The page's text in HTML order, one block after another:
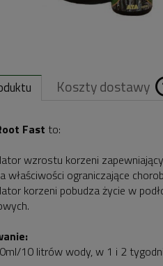
Koszty dostawy
Fast to:
wzrostu korzeni
właściwości ograniczające
korzeni pobudza życie w
10 litrów wody, w 1 i 2